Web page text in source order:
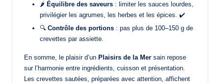
🌶️ Équilibre des saveurs : limiter les sauces lourdes,
privilégier les agrumes, les herbes et les épices. ✔️
🔍 Contrôle des portions : pas plus de 100–150 g de
crevettes par assiette.
En somme, le plaisir d’un Plaisirs de la Mer sain repose
sur l’harmonie entre ingrédients, cuisson et présentation.
Les crevettes sautées, préparées avec attention, affichent